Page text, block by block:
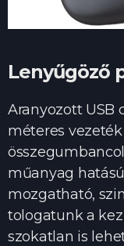
Lenyűgöző
Aranyozott USB
méteres
műanyag
mozgatható,
tologatunk a
szokatlan is